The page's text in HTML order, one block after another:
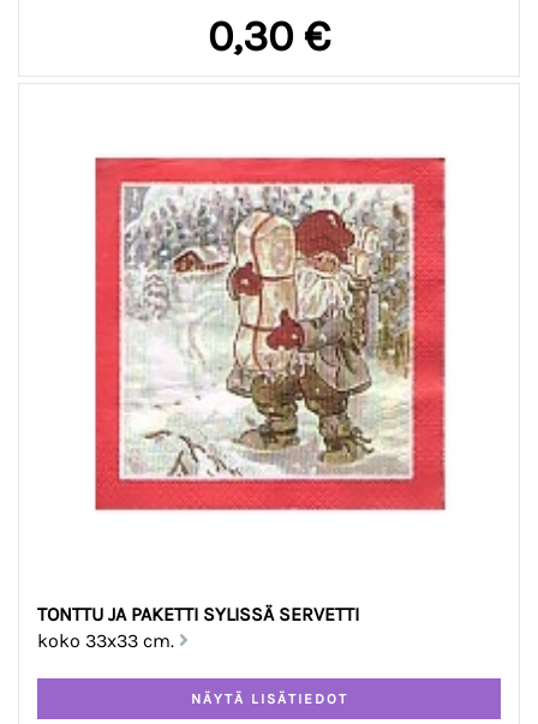
0,30 €
TONTTU JA PAKETTI SYLISSÄ SERVETTI
koko 33x33 cm.